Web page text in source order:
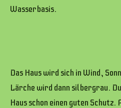
Wasserbasis.
Das Haus wird sich in Wind,
Lärche wird dann silbergrau.
Haus schon einen guten